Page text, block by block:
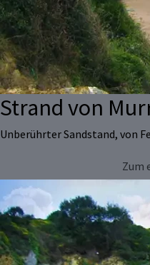
Strand von
Unberührter Sandstand, von
Zum